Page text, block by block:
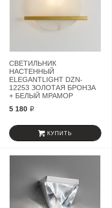
СВЕТИЛЬНИК
НАСТЕННЫЙ
ELEGANTLIGHT DZN-
12253 ЗОЛОТАЯ БРОНЗА
+ БЕЛЫЙ МРАМОР
5 180 ₽
КУПИТЬ